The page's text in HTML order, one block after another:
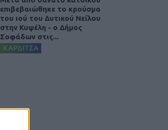
επιβεβαιώθηκε το κρούσμα
του ιού του Δυτικού Νείλου
στην Κυψέλη - ο Δήμος
Σοφάδων στις...
ΚΑΡΔΙΤΣΑ